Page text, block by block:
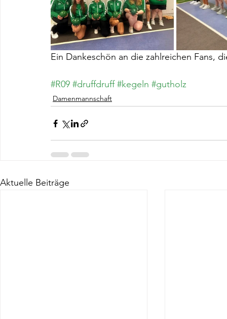
Ein Dankeschön an die zahlreichen Fans,
#R09 #druffdruff #kegeln #gutholz
Damenmannschaft
Aktuelle Beiträge